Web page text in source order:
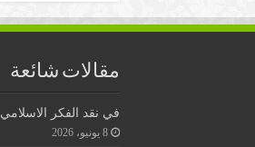
مقالات شائعة
في نقد الفكر الاسلامي
8 يونيو، 2026